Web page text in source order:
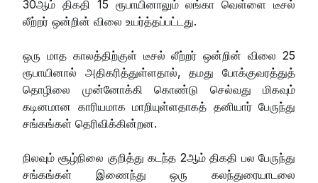
30ஆம் திகதி 15 ரூபாயினாலும் லங்கா வெள்ளை டீசல்
லீற்றர் ஒன்றின் விலை உயர்த்தப்பட்டது.
ஒரு மாத காலத்திற்குள் டீசல் லீற்றர் ஒன்றின் விலை 25
ரூபாயினால் அதிகரித்துள்ளதால், தமது போக்குவரத்துத்
தொழிலை முன்னோக்கி கொண்டு செல்வது மிகவும்
கடினமான காரியமாக மாறியுள்ளதாகத் தனியார் பேருந்து
சங்கங்கள் தெரிவிக்கின்றன.
நிலவும் சூழ்நிலை குறித்து கடந்த 2ஆம் திகதி பல பேருந்து
சங்கங்கள் இணைந்து ஒரு கலந்துரையாடலை